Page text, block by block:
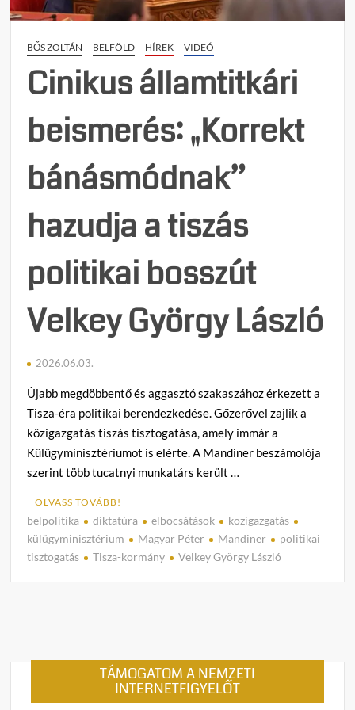
BŐS ZOLTÁN BELFÖLD HÍREK VIDEÓ
Cinikus államtitkári
beismerés: „Korrekt
bánásmódnak”
hazudja a tiszás
politikai bosszút
Velkey György László
2026.06.03.
Újabb megdöbbentő és aggasztó szakaszához érkezett a
Tisza-éra politikai berendezkedése. Gőzerővel zajlik a
közigazgatás tiszás tisztogatása, amely immár a
Külügyminisztériumot is elérte. A Mandiner beszámolója
szerint több tucatnyi munkatárs került …
OLVASS TOVÁBB!
belpolitika diktatúra elbocsátások
közigazgatás
külügyminisztérium
Magyar Péter Mandiner
politikai
tisztogatás
Tisza-kormány Velkey György László
TÁMOGATOM A NEMZETI
INTERNETFIGYELŐT